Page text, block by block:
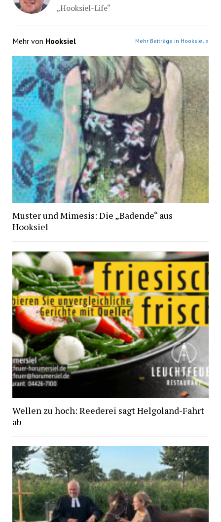
„Hooksiel-Life“
Mehr von Hooksiel Mehr Beiträge in Hooksiel »
Muster und Mimesis: Die „Badende“ aus
Hooksiel
Wellen zu hoch: Reederei sagt Helgoland-Fahrt
ab